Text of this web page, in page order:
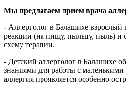
Мы предлагаем прием врача
- Аллерголог в Балашихе
реакции (на пищу, пыльцу, пыль) и
схему терапии.
- Детский аллерголог в Балашихе
знаниями для работы с
аллергия проявляется особенно